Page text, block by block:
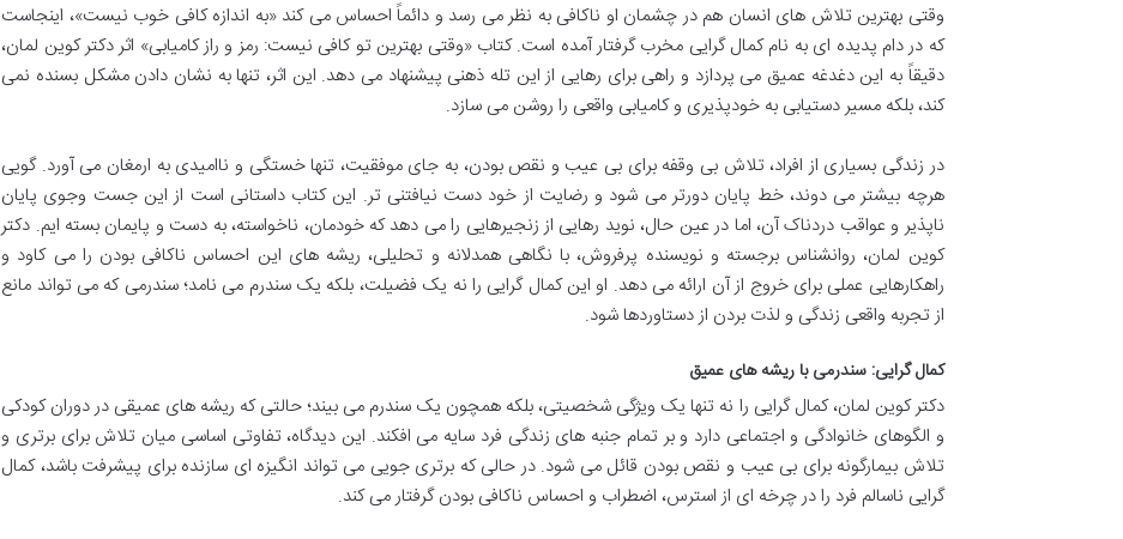
وقتی بهترین تلاش های انسان هم در چشمان او ناکافی به نظر می رسد و دائماً احساس می کند «به اندازه کافی خوب نیست»، اینجاست
که در دام پدیده ای به نام کمال گرایی مخرب گرفتار آمده است. کتاب «وقتی بهترین تو کافی نیست: رمز و راز کامیابی» اثر دکتر کوین لمان،
دقیقاً به این دغدغه عمیق می پردازد و راهی برای رهایی از این تله ذهنی پیشنهاد می دهد. این اثر، تنها به نشان دادن مشکل بسنده نمی
کند، بلکه مسیر دستیابی به خودپذیری و کامیابی واقعی را روشن می سازد.
در زندگی بسیاری از افراد، تلاش بی وقفه برای بی عیب و نقص بودن، به جای موفقیت، تنها خستگی و ناامیدی به ارمغان می آورد. گویی
هرچه بیشتر می دوند، خط پایان دورتر می شود و رضایت از خود دست نیافتنی تر. این کتاب داستانی است از این جست وجوی پایان
ناپذیر و عواقب دردناک آن، اما در عین حال، نوید رهایی از زنجیرهایی را می دهد که خودمان، ناخواسته، به دست و پایمان بسته ایم. دکتر
کوین لمان، روانشناس برجسته و نویسنده پرفروش، با نگاهی همدلانه و تحلیلی، ریشه های این احساس ناکافی بودن را می کاود و
راهکارهایی عملی برای خروج از آن ارائه می دهد. او این کمال گرایی را نه یک فضیلت، بلکه یک سندرم می نامد؛ سندرمی که می تواند مانع
از تجربه واقعی زندگی و لذت بردن از دستاوردها شود.
کمال گرایی: سندرمی با ریشه های عمیق
دکتر کوین لمان، کمال گرایی را نه تنها یک ویژگی شخصیتی، بلکه همچون یک سندرم می بیند؛ حالتی که ریشه های عمیقی در دوران کودکی
و الگوهای خانوادگی و اجتماعی دارد و بر تمام جنبه های زندگی فرد سایه می افکند. این دیدگاه، تفاوتی اساسی میان تلاش برای برتری و
تلاش بیمارگونه برای بی عیب و نقص بودن قائل می شود. در حالی که برتری جویی می تواند انگیزه ای سازنده برای پیشرفت باشد، کمال
گرایی ناسالم فرد را در چرخه ای از استرس، اضطراب و احساس ناکافی بودن گرفتار می کند.